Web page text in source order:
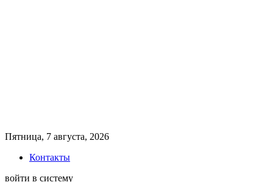
Пятница, 7 августа, 2026
Контакты
войти в систему